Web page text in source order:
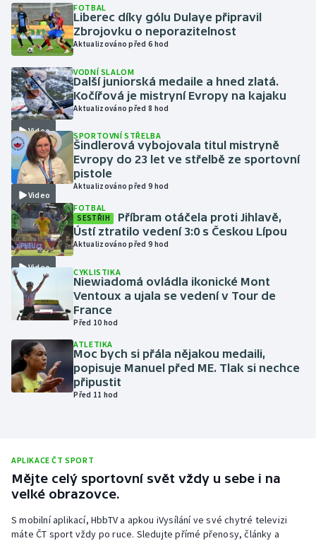
Gymnastika
Házená
Jezdectví
Judo
Krasobruslení
Lezení
Lyže a snowboard
Moderní pětiboj
Motorsport
Olympijské hry
Parasport
Plavání
Ragby
Rychlobruslení
Rychlostní kanoistika
FOTBAL
Liberec díky gólu Dulaye připravil
Zbrojovku o neporazitelnost
Aktualizováno před 6 hod
Video
VODNÍ SLALOM
Další juniorská medaile a hned zlatá.
Kočířová je mistryní Evropy na kajaku
Aktualizováno před 8 hod
Video
SPORTOVNÍ STŘELBA
Šindlerová vybojovala titul mistryně
Evropy do 23 let ve střelbě ze sportovní
pistole
Aktualizováno před 9 hod
Video
FOTBAL
SESTŘIH
Příbram otáčela proti Jihlavě,
Ústí ztratilo vedení 3:0 s Českou Lípou
Aktualizováno před 9 hod
CYKLISTIKA
Niewiadomá ovládla ikonické Mont
Ventoux a ujala se vedení v Tour de
France
Před 10 hod
ATLETIKA
Moc bych si přála nějakou medaili,
popisuje Manuel před ME. Tlak si nechce
připustit
Před 11 hod
APLIKACE ČT SPORT
Mějte celý sportovní svět vždy u sebe i na
velké obrazovce.
S mobilní aplikací, HbbTV a apkou iVysílání ve své chytré televizi
máte ČT sport vždy po ruce. Sledujte přímé přenosy, články a